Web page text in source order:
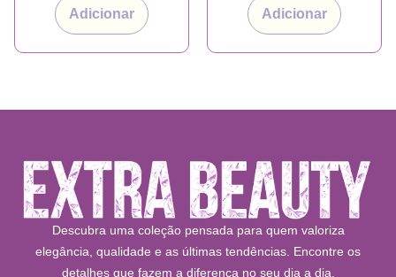
Adicionar Adicionar
Descubra uma coleção pensada para quem valoriza
elegância, qualidade e as últimas tendências. Encontre os
detalhes que fazem a diferença no seu dia a dia.